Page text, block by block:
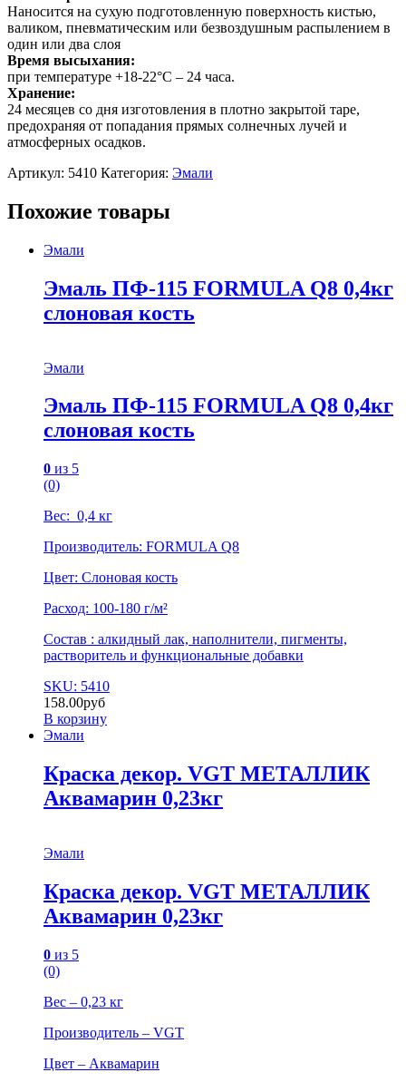
Наносится на сухую подготовленную поверхность кистью,
валиком, пневматическим или безвоздушным распылением в
один или два слоя
Время высыхания:
при температуре +18-22°С – 24 часа.
Хранение:
24 месяцев со дня изготовления в плотно закрытой таре,
предохраняя от попадания прямых солнечных лучей и
атмосферных осадков.
Артикул: 5410 Категория: Эмали
Похожие товары
Эмали
Эмаль ПФ-115 FORMULA Q8 0,4кг
слоновая кость
Эмали
Эмаль ПФ-115 FORMULA Q8 0,4кг
слоновая кость
0 из 5
(0)
Вес: 0,4 кг
Производитель: FORMULA Q8
Цвет: Слоновая кость
Расход: 100-180 г/м²
Состав : алкидный лак, наполнители, пигменты,
растворитель и функциональные добавки
SKU: 5410
158.00руб
В корзину
Эмали
Краска декор. VGT МЕТАЛЛИК
Аквамарин 0,23кг
Эмали
Краска декор. VGT МЕТАЛЛИК
Аквамарин 0,23кг
0 из 5
(0)
Вес – 0,23 кг
Производитель – VGT
Цвет – Аквамарин